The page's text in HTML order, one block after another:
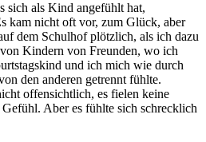
sich als Kind angefühlt hat,
kam nicht oft vor, zum Glück, aber
dem Schulhof plötzlich, als ich dazu
Kindern von Freunden, wo ich
und ich mich wie durch
den anderen getrennt fühlte.
offensichtlich, es fielen keine
Aber es fühlte sich schrecklich